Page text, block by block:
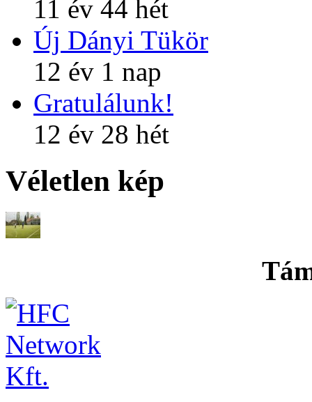
11 év 44 hét
Új Dányi Tükör
12 év 1 nap
Gratulálunk!
12 év 28 hét
Véletlen kép